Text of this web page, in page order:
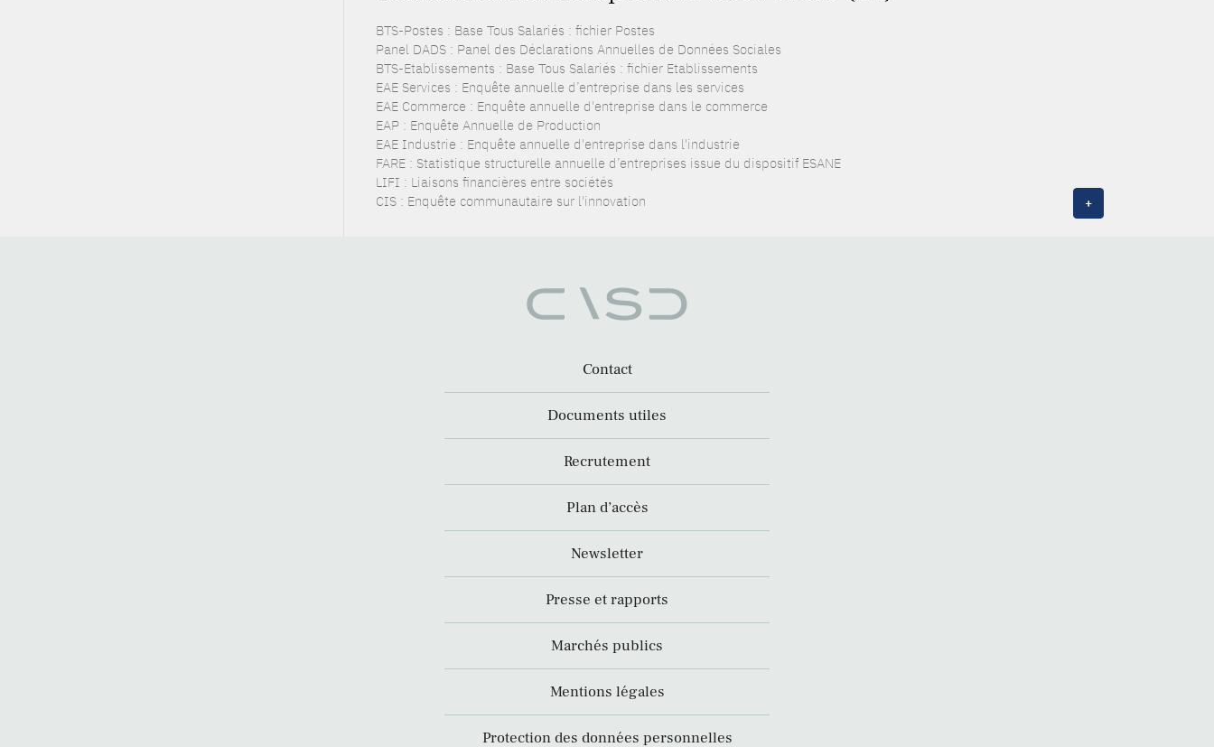
BTS-Postes : Base Tous Salariés : fichier Postes
Panel DADS : Panel des Déclarations Annuelles de Données Sociales
BTS-Etablissements : Base Tous Salariés : fichier Etablissements
EAE Services : Enquête annuelle d’entreprise dans les services
EAE Commerce : Enquête annuelle d'entreprise dans le commerce
EAP : Enquête Annuelle de Production
EAE Industrie : Enquête annuelle d'entreprise dans l'industrie
FARE : Statistique structurelle annuelle d’entreprises issue du dispositif ESANE
LIFI : Liaisons financières entre sociétés
CIS : Enquête communautaire sur l'innovation
+
Contact
Documents utiles
Recrutement
Plan d’accès
Newsletter
Presse et rapports
Marchés publics
Mentions légales
Protection des données personnelles